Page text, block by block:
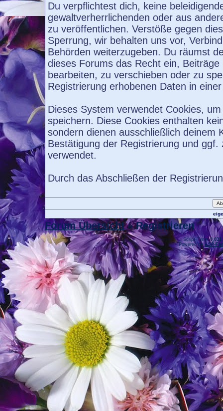
Du verpflichtest dich, keine
gewaltverherrlichenden oder aus
zu veröffentlichen. Verstöße gegen
Sperrung, wir behalten uns vor,
Behörden weiterzugeben. Du räumst
dieses Forums das Recht ein,
bearbeiten, zu verschieben oder zu
Registrierung erhobenen Daten in
Dieses System verwendet Cookies,
speichern. Diese Cookies enthalten
sondern dienen ausschließlich deinem
Bestätigung der Registrierung und
verwendet.
Durch das Abschließen der
Forum Übersicht» Registrieren
.: Script-Time:0,031
Powered byASP-